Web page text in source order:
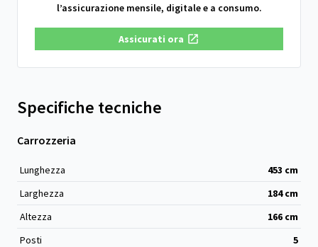
l’assicurazione mensile, digitale e a consumo.
Assicurati ora
Specifiche tecniche
Carrozzeria
Lunghezza 453 cm
Larghezza
184cm
Altezza
166 cm
Posti
5